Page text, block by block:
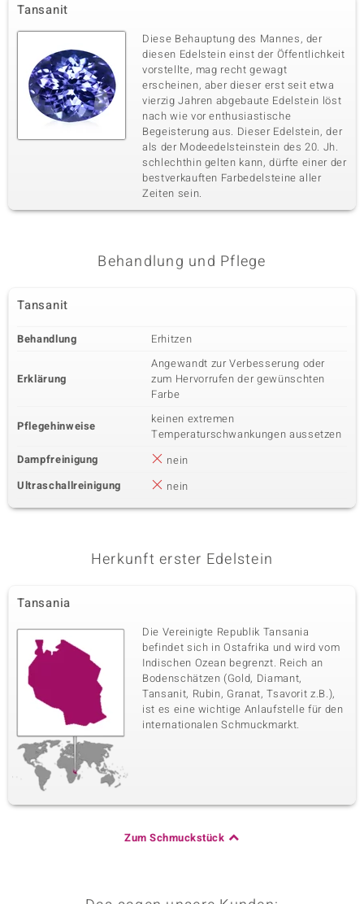
Edelsteinvarietät
Zirkon 2 à 2 mm
Karatgewicht Summe
0,108 ct
Schliff
Rundschliff
Fassung
Zargenfassung
Herkunft
Kambodscha
Anzahl und Größe
58 à 1 mm
Karatgewicht Summe Schliff
Krappenfassung Kambodscha
Tansanit
Diese Behauptung des Mannes, der
diesen Edelstein einst der Öffentlichkeit
vorstellte, mag recht gewagt
erscheinen, aber dieser erst seit etwa
vierzig Jahren abgebaute Edelstein löst
nach wie vor enthusiastische
Begeisterung aus. Dieser Edelstein, der
als der Modeedelsteinstein des 20. Jh.
schlechthin gelten kann, dürfte einer der
bestverkauften Farbedelsteine aller
Zeiten sein.
Behandlung und Pflege
Tansanit
Behandlung Erhitzen
Erklärung
Angewandt zur Verbesserung oder
zum Hervorrufen der gewünschten
Farbe
Pflegehinweise
keinen extremen
Temperaturschwankungen aussetzen
Dampfreinigung
nein
Ultraschallreinigung
nein
Herkunft erster Edelstein
Tansania
Die Vereinigte Republik Tansania
befindet sich in Ostafrika und wird vom
Indischen Ozean begrenzt. Reich an
Bodenschätzen (Gold, Diamant,
Tansanit, Rubin, Granat, Tsavorit z.B.),
ist es eine wichtige Anlaufstelle für den
internationalen Schmuckmarkt.
Zum Schmuckstück